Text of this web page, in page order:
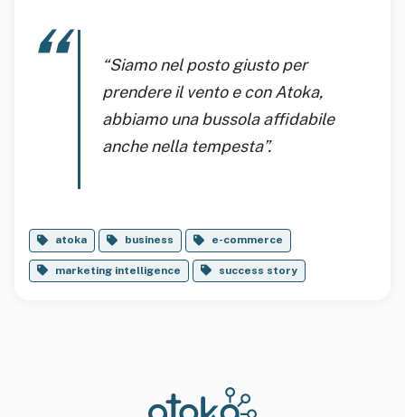
“Siamo nel posto giusto per
prendere il vento e con Atoka,
abbiamo una bussola affidabile
anche nella tempesta”.
atoka business e-commerce
marketing intelligence success story